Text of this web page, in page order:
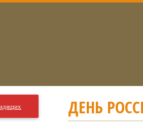
ДЕНЬ